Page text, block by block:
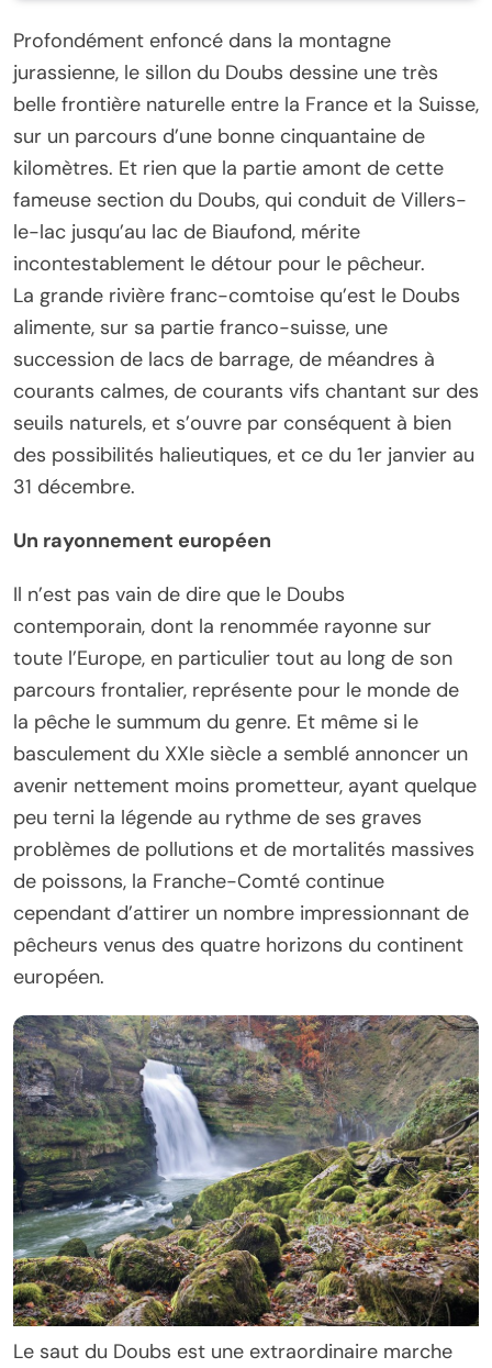
Profondément enfoncé dans la montagne
jurassienne, le sillon du Doubs dessine une très
belle frontière naturelle entre la France et la Suisse,
sur un parcours d’une bonne cinquantaine de
kilomètres. Et rien que la partie amont de cette
fameuse section du Doubs, qui conduit de Villers-
le-lac jusqu’au lac de Biaufond, mérite
incontestablement le détour pour le pêcheur.
La grande rivière franc-comtoise qu’est le Doubs
alimente, sur sa partie franco-suisse, une
succession de lacs de barrage, de méandres à
courants calmes, de courants vifs chantant sur des
seuils naturels, et s’ouvre par conséquent à bien
des possibilités halieutiques, et ce du 1er janvier au
31 décembre.
Un rayonnement européen
Il n’est pas vain de dire que le Doubs
contemporain, dont la renommée rayonne sur
toute l’Europe, en particulier tout au long de son
parcours frontalier, représente pour le monde de
la pêche le summum du genre. Et même si le
basculement du XXIe siècle a semblé annoncer un
avenir nettement moins prometteur, ayant quelque
peu terni la légende au rythme de ses graves
problèmes de pollutions et de mortalités massives
de poissons, la Franche-Comté continue
cependant d’attirer un nombre impressionnant de
pêcheurs venus des quatre horizons du continent
européen.
Le saut du Doubs est une extraordinaire marche